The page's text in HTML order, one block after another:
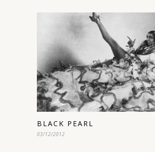
BLACK PEARL
03/12/2012